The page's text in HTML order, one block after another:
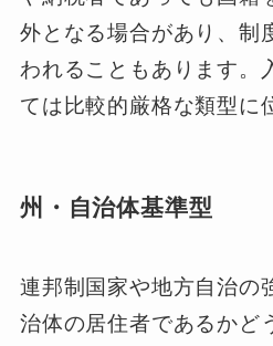
外となる場合があり、制
われることもあります。
ては比較的厳格な類型に
州・自治体基準型
連邦制国家や地方自治の
治体の居住者であるかど